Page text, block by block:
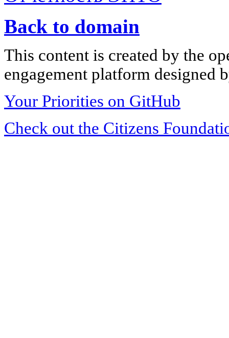
Back to domain
This content is created by the
engagement platform designed
Your Priorities on GitHub
Check out the Citizens